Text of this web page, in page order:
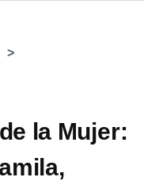
la Mujer: